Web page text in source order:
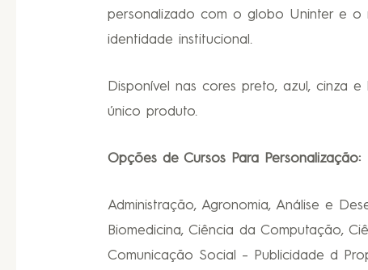
personalizado com o globo Uninter e o
identidade institucional.
Disponível nas cores preto, azul, cinza
único produto.
Opções de Cursos Para Personalização:
Administração, Agronomia, Análise e
Biomedicina, Ciência da Computação,
Comunicação Social – Publicidade d